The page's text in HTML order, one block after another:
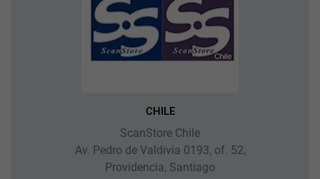
CHILE
ScanStore Chile
Av. Pedro de Valdivia 0193, of. 52,
Providencia, Santiago